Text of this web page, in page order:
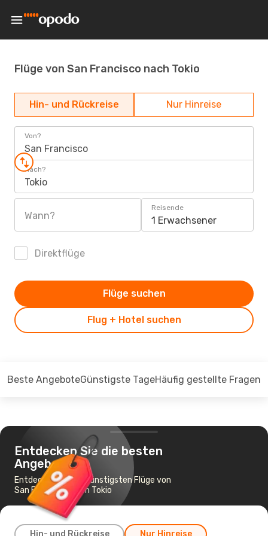
Flüge von San Francisco nach Tokio
Hin- und Rückreise Nur Hinreise
Von?
San Francisco
Nach?
Tokio
Wann?
Reisende
1 Erwachsener
Direktflüge
Flug + Hotel suchen
Flüge suchen
Beste AngeboteGünstigste TageHäufig gestellte Fragen
Entdecken Sie die besten
Angebote
Entdecken Sie die günstigsten Flüge von
San Francisco nach Tokio
Hin- und Rückreise Nur Hinreise